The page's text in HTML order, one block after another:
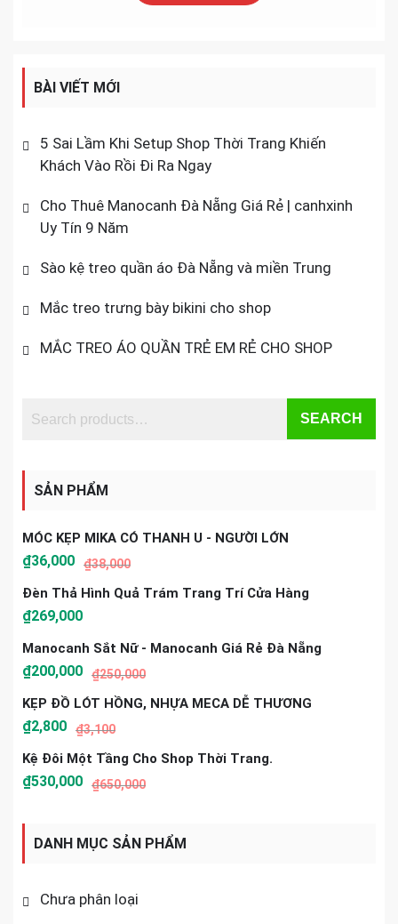
BÀI VIẾT MỚI
5 Sai Lầm Khi Setup Shop Thời Trang Khiến
Khách Vào Rồi Đi Ra Ngay
Cho Thuê Manocanh Đà Nẵng Giá Rẻ | canhxinh
Uy Tín 9 Năm
Sào kệ treo quần áo Đà Nẵng và miền Trung
Mắc treo trưng bày bikini cho shop
MẮC TREO ÁO QUẦN TRẺ EM RẺ CHO SHOP
SEARCH
SẢN PHẨM
MÓC KẸP MIKA CÓ THANH U - NGƯỜI LỚN
₫38,000
₫36,000
Đèn Thả Hình Quả Trám Trang Trí Cửa Hàng
₫269,000
Manocanh Sắt Nữ - Manocanh Giá Rẻ Đà Nẵng
₫250,000
₫200,000
KẸP ĐỒ LÓT HỒNG, NHỰA MECA DỄ THƯƠNG
₫3,100
₫2,800
Kệ Đôi Một Tầng Cho Shop Thời Trang.
₫650,000
₫530,000
DANH MỤC SẢN PHẨM
Chưa phân loại